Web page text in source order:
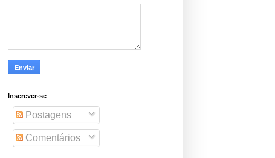
Inscrever-se
Postagens
Comentários